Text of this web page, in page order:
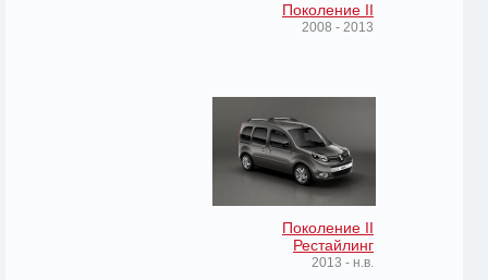
Поколение II
2008 - 2013
Поколение II
Рестайлинг
2013 - н.в.